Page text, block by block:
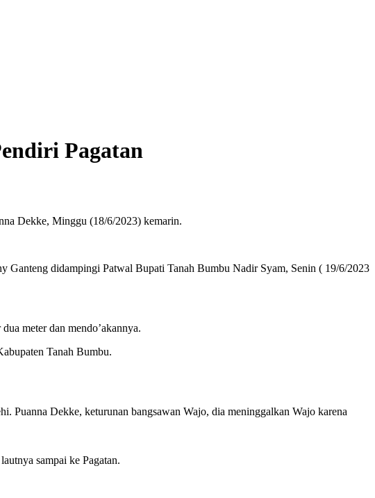
Pagatan
Dekke, Minggu (18/6/2023) kemarin.
Ganteng didampingi Patwal Bupati Tanah Bumbu Nadir Syam, Senin ( 19/6/2023
meter dan mendo’akannya.
Tanah Bumbu.
Puanna Dekke, keturunan bangsawan Wajo, dia meninggalkan Wajo karena
sampai ke Pagatan.